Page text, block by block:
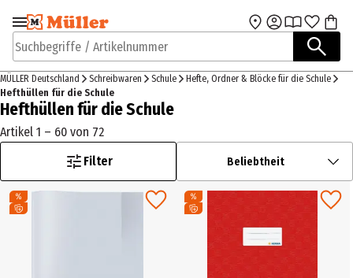
Zur Navigation
springen
Zum Hauptinhalt
Suchbegriffe / Artikelnummer
MÜLLER Deutschland Schreibwaren Schule
Hefte, Ordner & Blöcke für die Schule
Hefthüllen für die Schule
Hefthüllen für die Schule
Artikel 1 – 60 von 72
Filter
Beliebtheit